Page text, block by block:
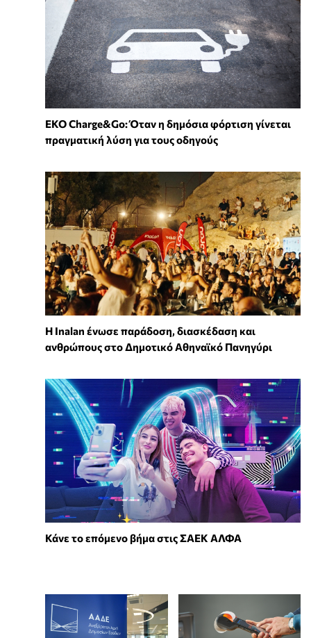
EKO Charge&Go: Όταν η δημόσια φόρτιση γίνεται
πραγματική λύση για τους οδηγούς
Η Inalan ένωσε παράδοση, διασκέδαση και
ανθρώπους στο Δημοτικό Αθηναϊκό Πανηγύρι
Κάνε το επόμενο βήμα στις ΣΑΕΚ ΑΛΦΑ